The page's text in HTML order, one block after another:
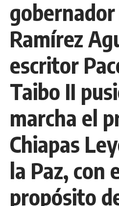
Ramírez
escritor
Taibo II
marcha el
Chiapas
la Paz, con
propósito